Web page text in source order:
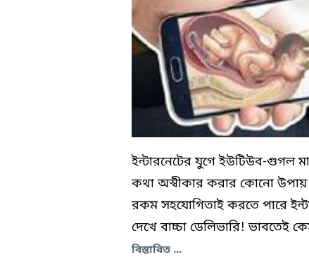
ইন্টারনেটের যুগে ইউটিউব-গুগল
কথা অস্বীকার করার কোনো উপায়
রকম সহযোগিতাই করতে পারে
দেখে বাচ্চা ডেলিভারি! ভাবতেই
বিস্তারিত ...